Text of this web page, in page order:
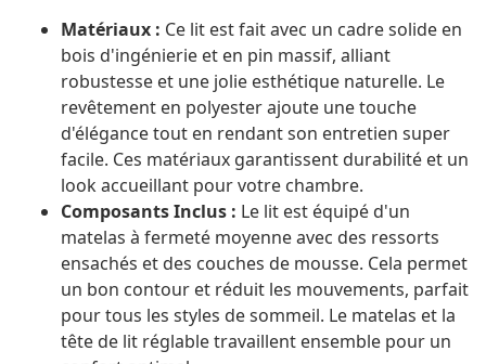
Matériaux : Ce lit est fait avec un cadre solide en
bois d'ingénierie et en pin massif, alliant
robustesse et une jolie esthétique naturelle. Le
revêtement en polyester ajoute une touche
d'élégance tout en rendant son entretien super
facile. Ces matériaux garantissent durabilité et un
look accueillant pour votre chambre.
Composants Inclus : Le lit est équipé d'un
matelas à fermeté moyenne avec des ressorts
ensachés et des couches de mousse. Cela permet
un bon contour et réduit les mouvements, parfait
pour tous les styles de sommeil. Le matelas et la
tête de lit réglable travaillent ensemble pour un